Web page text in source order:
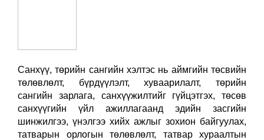
Санхүү, төрийн сангийн хэлтэс нь аймгийн төсвийн
төлөвлөлт, бүрдүүлэлт, хуваарилалт, төрийн
сангийн зарлага, санхүүжилтийг гүйцэтгэх, төсөв
санхүүгийн үйл ажиллагаанд эдийн засгийн
шинжилгээ, үнэлгээ хийх ажлыг зохион байгуулах,
татварын орлогын төлөвлөлт, татвар хураалтын